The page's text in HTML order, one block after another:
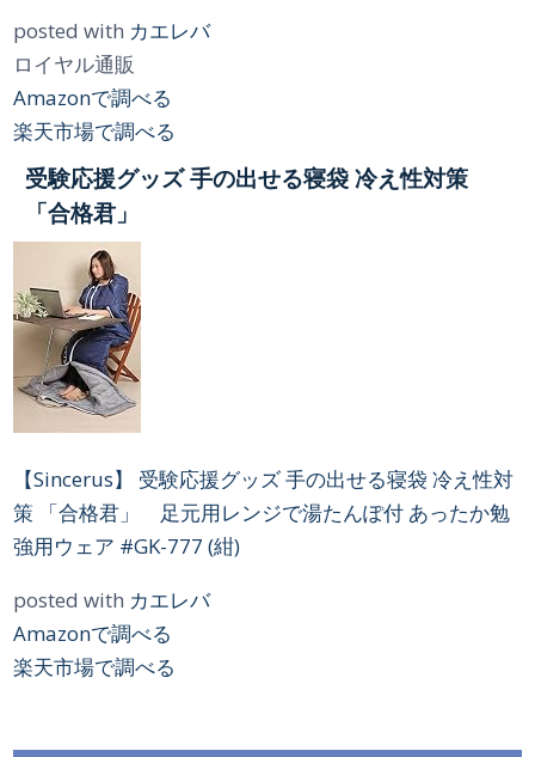
posted with カエレバ
ロイヤル通販
Amazonで調べる
楽天市場で調べる
受験応援グッズ 手の出せる寝袋 冷え性対策
「合格君」
【Sincerus】 受験応援グッズ 手の出せる寝袋 冷え性対
策 「合格君」 足元用レンジで湯たんぽ付 あったか勉
強用ウェア #GK-777 (紺)
posted with カエレバ
Amazonで調べる
楽天市場で調べる